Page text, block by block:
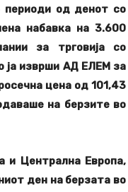
периоди од денот со
набавка на 3.600
за трговија со
ја изврши АД ЕЛЕМ за
цена од 101,43
на берзите во
и Централна Европа,
ден на берзата во